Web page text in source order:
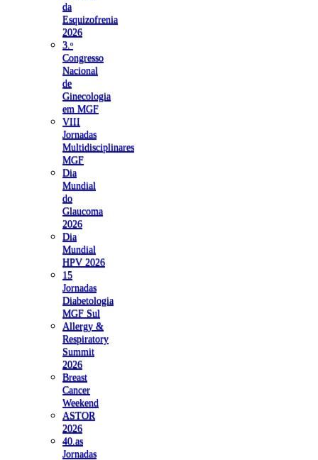
da
Esquizofrenia
2026
3.ᵒ
Congresso
Nacional
de
Ginecologia
em MGF
VIII
Jornadas
Multidisciplinares
MGF
Dia
Mundial
do
Glaucoma
2026
Dia
Mundial
HPV 2026
15
Jornadas
Diabetologia
MGF Sul
Allergy &
Respiratory
Summit
2026
Breast
Cancer
Weekend
ASTOR
2026
40.as
Jornadas